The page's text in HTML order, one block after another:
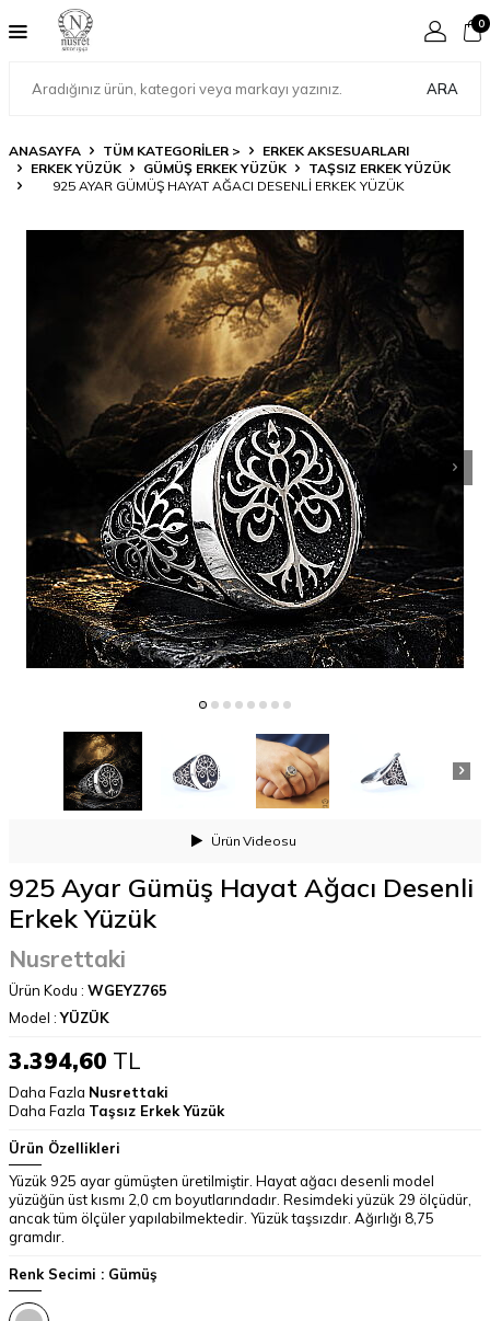
ARA
0
ANASAYFA TÜM KATEGORİLER >
ERKEK AKSESUARLARI
ERKEK YÜZÜK
GÜMÜŞ ERKEK YÜZÜK
TAŞSIZ ERKEK YÜZÜK
925 AYAR GÜMÜŞ HAYAT AĞACI DESENLI ERKEK YÜZÜK
Ürün Videosu
925 Ayar Gümüş Hayat Ağacı Desenli
Erkek Yüzük
Nusrettaki
Ürün Kodu : WGEYZ765
Model :YÜZÜK
3.394,60 TL
Daha Fazla Nusrettaki
Daha Fazla Taşsız Erkek Yüzük
Ürün Özellikleri
Yüzük 925 ayar gümüşten üretilmiştir. Hayat ağacı desenli model
yüzüğün üst kısmı 2,0 cm boyutlarındadır. Resimdeki yüzük 29 ölçüdür,
ancak tüm ölçüler yapılabilmektedir. Yüzük taşsızdır. Ağırlığı 8,75
gramdır.
Renk Secimi : Gümüş